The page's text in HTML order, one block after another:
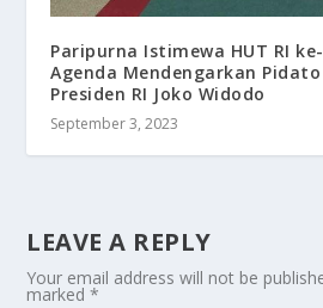
Paripurna Istimewa HUT RI
Agenda Mendengarkan
Presiden RI Joko Widodo
September 3, 2023
LEAVE A REPLY
Your email address will not be
marked*